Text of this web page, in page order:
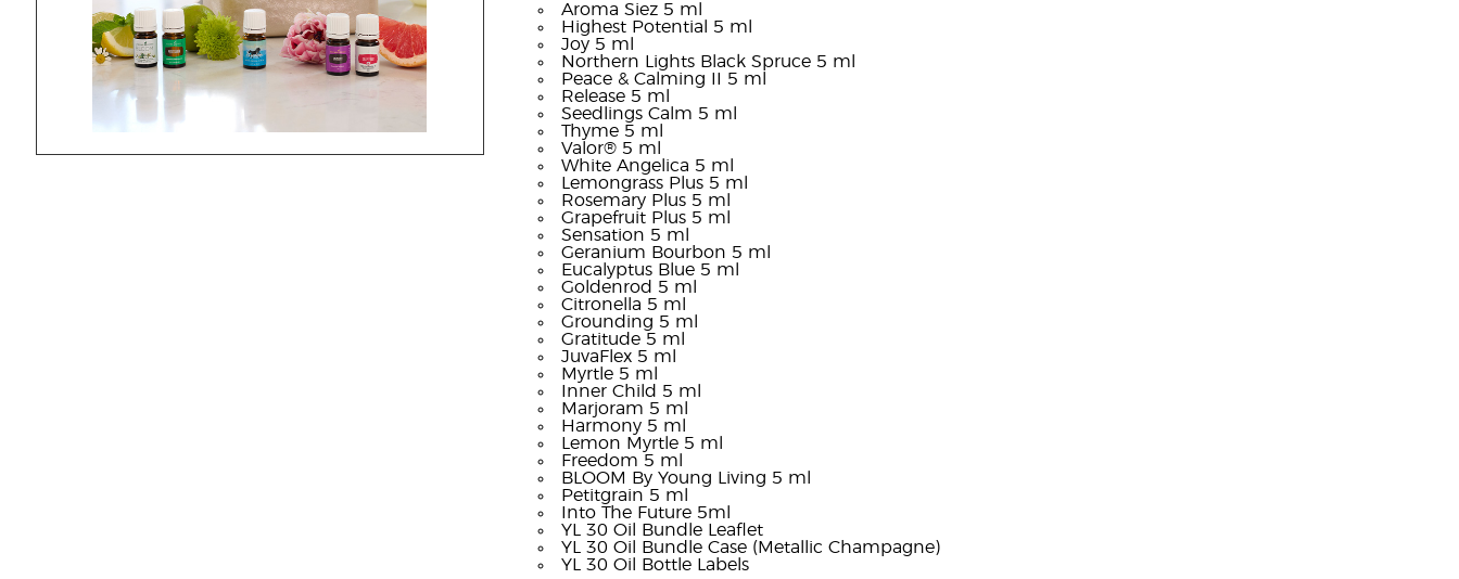
Aroma Siez 5 ml
Highest Potential 5 ml
Joy 5 ml
Northern Lights Black Spruce 5 ml
Peace & Calming II 5 ml
Release 5 ml
Seedlings Calm 5 ml
Thyme 5 ml
Valor® 5 ml
White Angelica 5 ml
Lemongrass Plus 5 ml
Rosemary Plus 5 ml
Grapefruit Plus 5 ml
Sensation 5 ml
Geranium Bourbon 5 ml
Eucalyptus Blue 5 ml
Goldenrod 5 ml
Citronella 5 ml
Grounding 5 ml
Gratitude 5 ml
JuvaFlex 5 ml
Myrtle 5 ml
Inner Child 5 ml
Marjoram 5 ml
Harmony 5 ml
Lemon Myrtle 5 ml
Freedom 5 ml
BLOOM By Young Living 5 ml
Petitgrain 5 ml
Into The Future 5ml
YL 30 Oil Bundle Leaflet
YL 30 Oil Bundle Case (Metallic Champagne)
YL 30 Oil Bottle Labels